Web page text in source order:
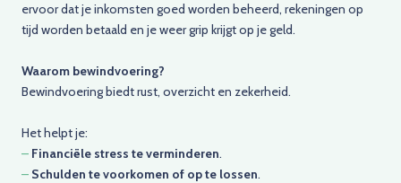
ervoor dat je inkomsten goed worden beheerd, rekeningen op
tijd worden betaald en je weer grip krijgt op je geld.
Waarom bewindvoering?
Bewindvoering biedt rust, overzicht en zekerheid.
Het helpt je:
– Financiële stress te verminderen.
– Schulden te voorkomen of op te lossen.